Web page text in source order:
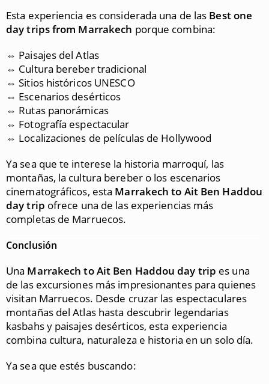
Esta experiencia es considerada una de las Best one
day trips from Marrakech porque combina:
⇔ Paisajes del Atlas
⇔ Cultura bereber tradicional
⇔ Sitios históricos UNESCO
⇔ Escenarios desérticos
⇔ Rutas panorámicas
⇔ Fotografía espectacular
⇔ Localizaciones de películas de Hollywood
Ya sea que te interese la historia marroquí, las
montañas, la cultura bereber o los escenarios
cinematográficos, esta Marrakech to Ait Ben Haddou
day trip ofrece una de las experiencias más
completas de Marruecos.
Conclusión
Una Marrakech to Ait Ben Haddou day trip es una
de las excursiones más impresionantes para quienes
visitan Marruecos. Desde cruzar las espectaculares
montañas del Atlas hasta descubrir legendarias
kasbahs y paisajes desérticos, esta experiencia
combina cultura, naturaleza e historia en un solo día.
Ya sea que estés buscando: